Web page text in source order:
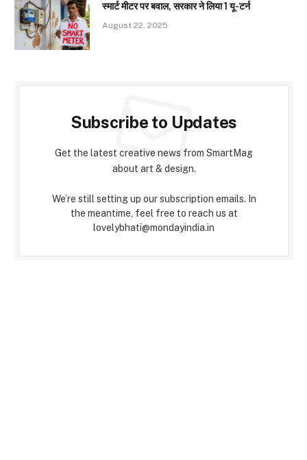
स्मार्ट मीटर पर बवाल, सरकार ने लिया 1 यू-टर्न
August 22, 2025
Subscribe to Updates
Get the latest creative news from SmartMag
about art & design.
We’re still setting up our subscription emails. In
the meantime, feel free to reach us at
lovelybhati@mondayindia.in